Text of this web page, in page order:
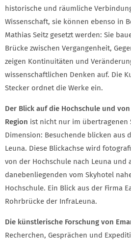
historische und räumliche
Wissenschaft, sie können ebenso in
Mathias Seitz gesetzt werden: Sie
Brücke zwischen Vergangenheit,
zeigen Kontinuitäten und
wissenschaftlichen Denken auf. Die
Stecker ordnet die Werke ein.
Der Blick auf die Hochschule und
Region ist nicht nur im übertragenen
Dimension: Besuchende blicken aus
Leuna. Diese Blickachse wird
von der Hochschule nach Leuna und
danebenliegenden vom Skyhotel
Hochschule. Ein Blick aus der Firma
Rohrbrücke der InfraLeuna.
Die künstlerische Forschung von
Recherchen, Gesprächen und